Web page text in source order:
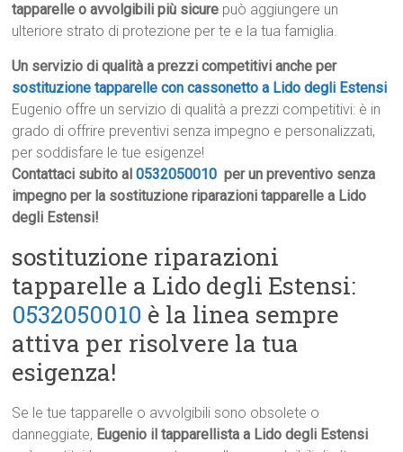
tapparelle o avvolgibili più sicure può aggiungere un
ulteriore strato di protezione per te e la tua famiglia.
Un servizio di qualità a prezzi competitivi anche per
sostituzione tapparelle con cassonetto a Lido degli Estensi
Eugenio offre un servizio di qualità a prezzi competitivi: è in
grado di offrire preventivi senza impegno e personalizzati,
per soddisfare le tue esigenze!
Contattaci subito al0532050010 per un preventivo senza
impegno per la sostituzione riparazioni tapparelle a Lido
degli Estensi!
sostituzione riparazioni
tapparelle a Lido degli Estensi:
0532050010 è la linea sempre
attiva per risolvere la tua
esigenza!
Se le tue tapparelle o avvolgibili sono obsolete o
danneggiate, Eugenio il tapparellista a Lido degli Estensi